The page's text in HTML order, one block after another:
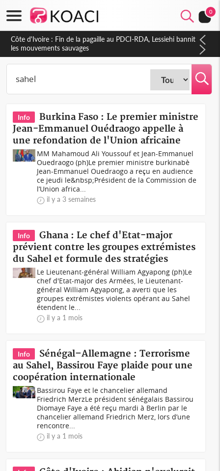
0
Côte d'Ivoire : Ouattara promet des sanctions contre les
déguerpissements illégaux
Info
Burkina Faso : Le premier ministre
Jean-Emmanuel Ouédraogo appelle à
une refondation de l'Union africaine
MM Mahamoud Ali Youssouf et Jean-Emmanuel
Ouedraogo (ph)Le premier ministre burkinabè
Jean-Emmanuel Ouedraogo a reçu en audience
ce jeudi le&nbsp;Président de la Commission de
l’Union africa...
il y a 3 semaines
Info
Ghana : Le chef d'Etat-major
prévient contre les groupes extrémistes
du Sahel et formule des stratégies
Le Lieutenant-général William Agyapong (ph)Le
chef d'Etat-major des Armées, le Lieutenant-
général William Agyapong, a averti que les
groupes extrémistes violents opérant au Sahel
étendent le...
il y a 1 mois
Info
Sénégal–Allemagne : Terrorisme
au Sahel, Bassirou Faye plaide pour une
coopération internationale
Bassirou Faye et le chancelier allemand
Friedrich MerzLe président sénégalais Bassirou
Diomaye Faye a été reçu mardi à Berlin par le
chancelier allemand Friedrich Merz, lors d’une
rencontre...
il y a 1 mois